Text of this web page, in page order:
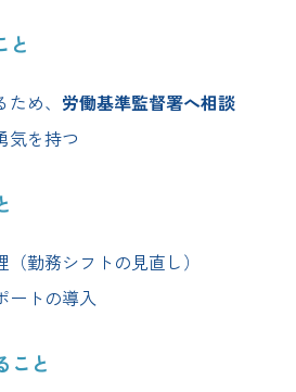
と
め、 労働基準監督署へ相談
気を持つ
勤務シフトの見直し）
ートの導入
こと